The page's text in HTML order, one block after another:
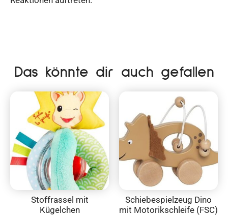
Das könnte dir auch gefallen
Stoffrassel mit
Kügelchen
Schiebespielzeug Dino
mit Motorikschleife (FSC)